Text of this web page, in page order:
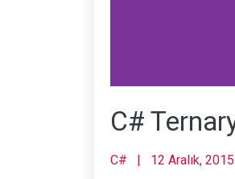
C#
C# 12 Aralık, 2015